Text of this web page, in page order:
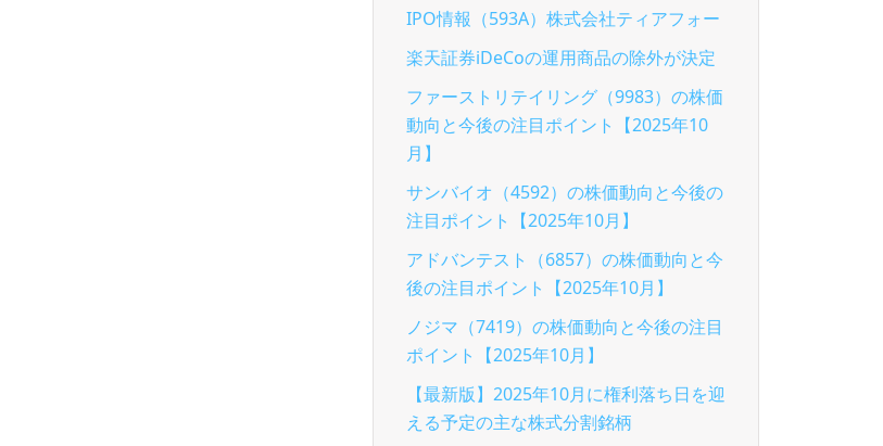
IPO情報（593A）株式会社ティアフォー
楽天証券iDeCoの運用商品の除外が決定
ファーストリテイリング（9983）の株価
動向と今後の注目ポイント【2025年10
月】
サンバイオ（4592）の株価動向と今後の
注目ポイント【2025年10月】
アドバンテスト（6857）の株価動向と今
後の注目ポイント【2025年10月】
ノジマ（7419）の株価動向と今後の注目
ポイント【2025年10月】
【最新版】2025年10月に権利落ち日を迎
える予定の主な株式分割銘柄